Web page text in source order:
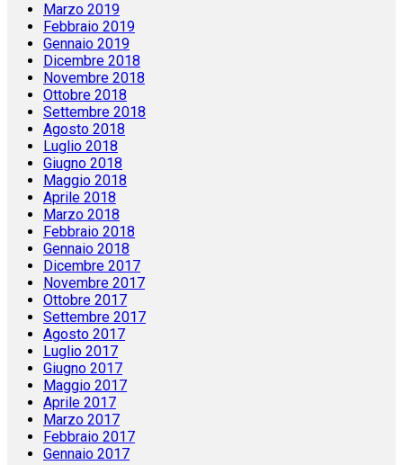
Marzo 2019
Febbraio 2019
Gennaio 2019
Dicembre 2018
Novembre 2018
Ottobre 2018
Settembre 2018
Agosto 2018
Luglio 2018
Giugno 2018
Maggio 2018
Aprile 2018
Marzo 2018
Febbraio 2018
Gennaio 2018
Dicembre 2017
Novembre 2017
Ottobre 2017
Settembre 2017
Agosto 2017
Luglio 2017
Giugno 2017
Maggio 2017
Aprile 2017
Marzo 2017
Febbraio 2017
Gennaio 2017